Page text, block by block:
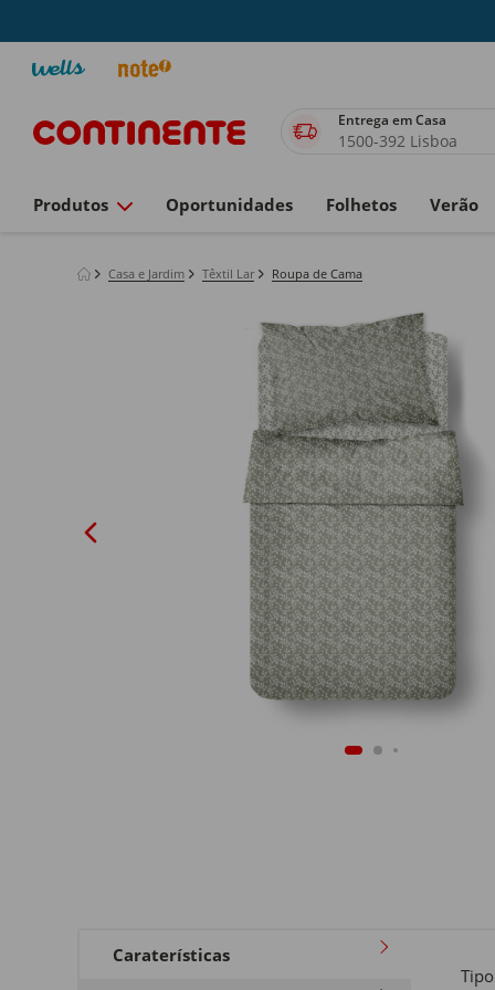
Entrega em Casa
1500-392 Lisboa
Produtos Oportunidades Folhetos Verão
Casa e Jardim Têxtil Lar Roupa de Cama
Caraterísticas